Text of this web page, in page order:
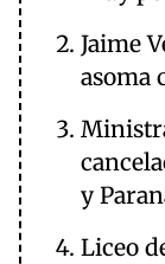
Jaime
asoma
y
Liceo